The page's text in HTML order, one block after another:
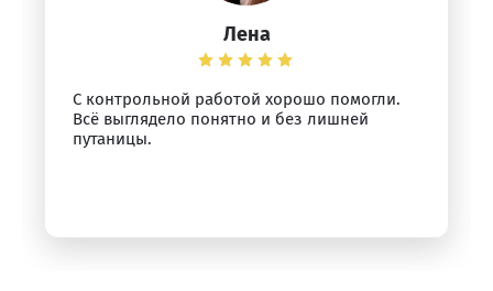
Лена
С контрольной работой хорошо помогли.
Всё выглядело понятно и без лишней
путаницы.